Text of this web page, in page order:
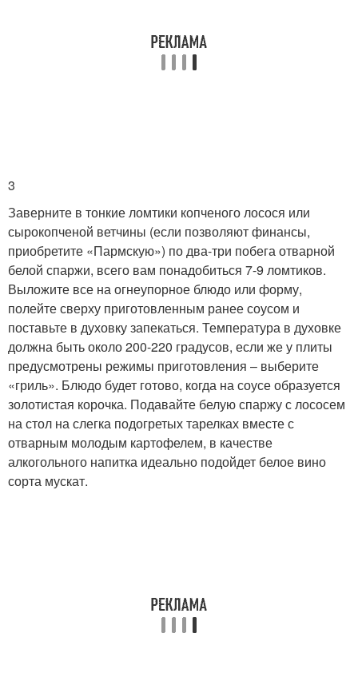
3
Заверните в тонкие ломтики копченого лосося или
сырокопченой ветчины (если позволяют финансы,
приобретите «Пармскую») по два-три побега отварной
белой спаржи, всего вам понадобиться 7-9 ломтиков.
Выложите все на огнеупорное блюдо или форму,
полейте сверху приготовленным ранее соусом и
поставьте в духовку запекаться. Температура в духовке
должна быть около 200-220 градусов, если же у плиты
предусмотрены режимы приготовления – выберите
«гриль». Блюдо будет готово, когда на соусе образуется
золотистая корочка. Подавайте белую спаржу с лососем
на стол на слегка подогретых тарелках вместе с
отварным молодым картофелем, в качестве
алкогольного напитка идеально подойдет белое вино
сорта мускат.